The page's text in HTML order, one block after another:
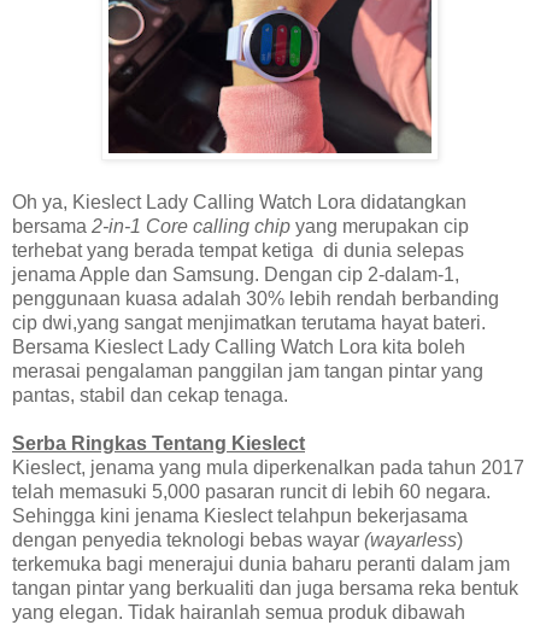
Oh ya, Kieslect Lady Calling Watch Lora didatangkan
bersama 2-in-1 Core calling chip yang merupakan cip
terhebat yang berada tempat ketiga di dunia selepas
jenama Apple dan Samsung. Dengan cip 2-dalam-1,
penggunaan kuasa adalah 30% lebih rendah berbanding
cip dwi,yang sangat menjimatkan terutama hayat bateri.
Bersama Kieslect Lady Calling Watch Lora kita boleh
merasai pengalaman panggilan jam tangan pintar yang
pantas, stabil dan cekap tenaga.
Serba Ringkas Tentang Kieslect
Kieslect, jenama yang mula diperkenalkan pada tahun 2017
telah memasuki 5,000 pasaran runcit di lebih 60 negara.
Sehingga kini jenama Kieslect telahpun bekerjasama
dengan penyedia teknologi bebas wayar (wayarless)
terkemuka bagi menerajui dunia baharu peranti dalam jam
tangan pintar yang berkualiti dan juga bersama reka bentuk
yang elegan. Tidak hairanlah semua produk dibawah